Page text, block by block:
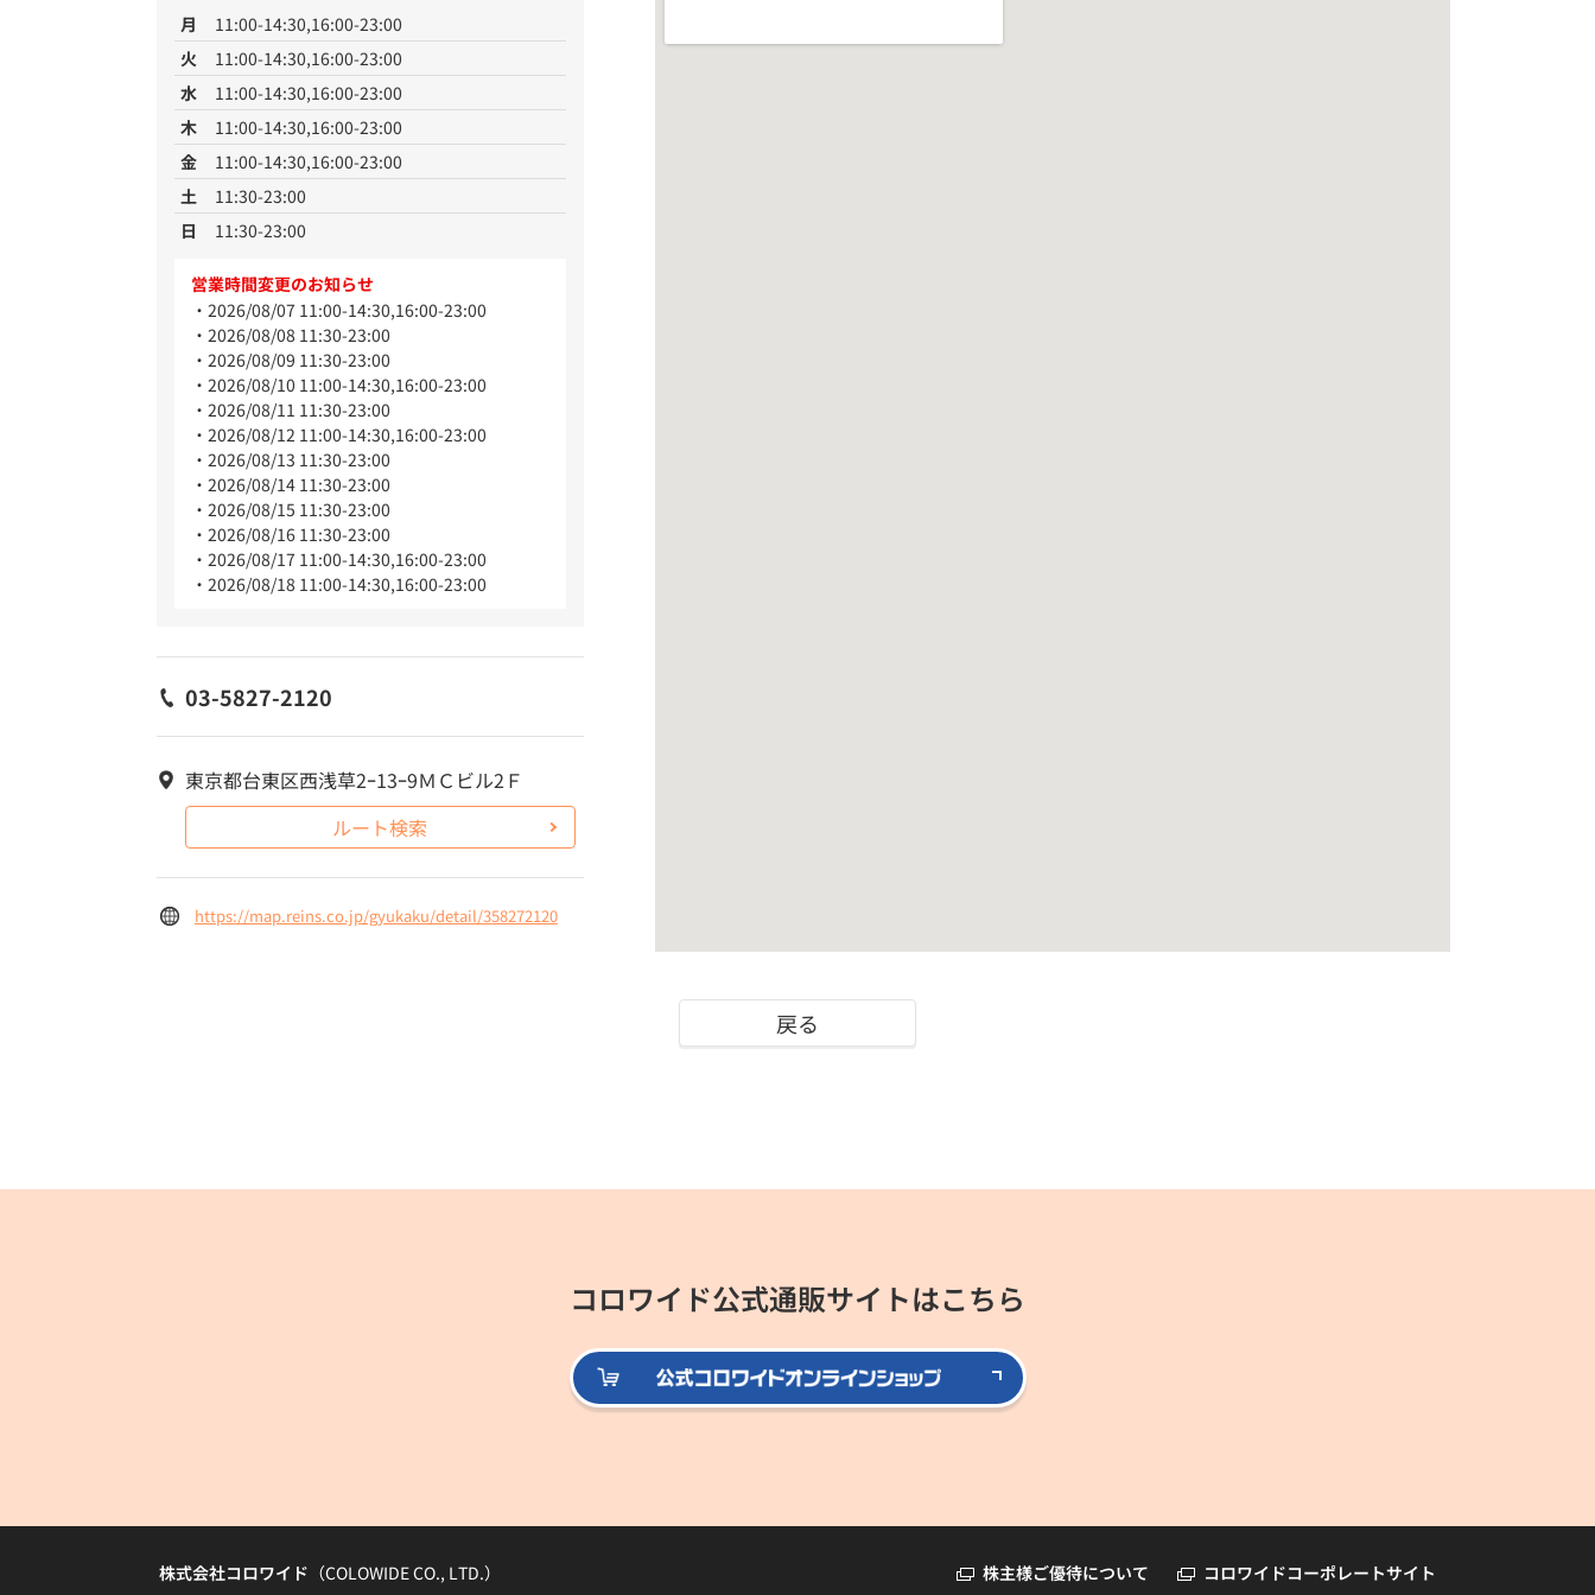
月
11:00-14:30,16:00-23:00
火
11:00-14:30,16:00-23:00
水
11:00-14:30,16:00-23:00
木
11:00-14:30,16:00-23:00
金
11:00-14:30,16:00-23:00
土
11:30-23:00
日
11:30-23:00
営業時間変更のお知らせ
2026/08/07 11:00-14:30,16:00-23:00
2026/08/08 11:30-23:00
2026/08/09 11:30-23:00
2026/08/10 11:00-14:30,16:00-23:00
2026/08/11 11:30-23:00
2026/08/12 11:00-14:30,16:00-23:00
2026/08/13 11:30-23:00
2026/08/14 11:30-23:00
2026/08/15 11:30-23:00
2026/08/16 11:30-23:00
2026/08/17 11:00-14:30,16:00-23:00
2026/08/18 11:00-14:30,16:00-23:00
03-5827-2120
東京都台東区西浅草2ｰ13ｰ9ＭＣビル2Ｆ
ルート検索
https://map.reins.co.jp/gyukaku/detail/358272120
戻る
コロワイド公式通販サイトはこちら
公式コロワイドオンラインショップ
株主様ご優待について コロワイドコーポレートサイト
株式会社コロワイド （COLOWIDE CO., LTD.）